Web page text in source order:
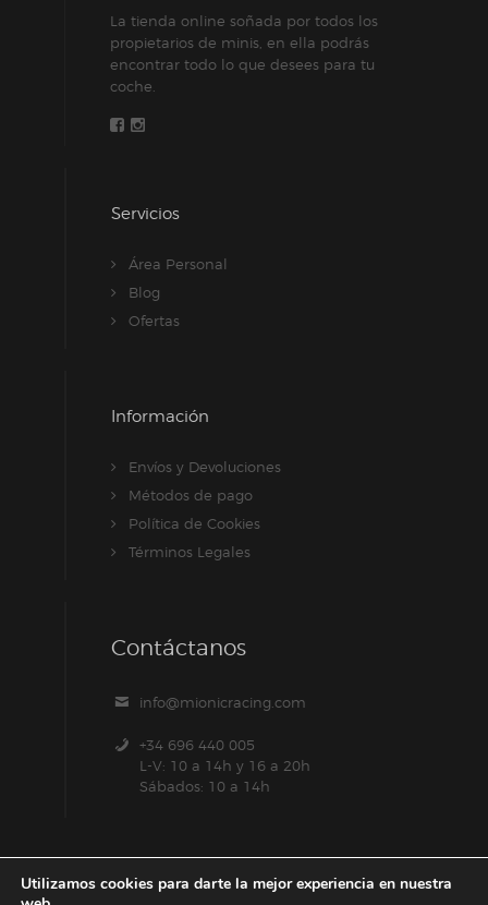
La tienda online soñada por todos los
propietarios de minis, en ella podrás
encontrar todo lo que desees para tu
coche.
Servicios
Área Personal
Blog
Ofertas
Información
Envíos y Devoluciones
Métodos de pago
Política de Cookies
Términos Legales
Contáctanos
info@mionicracing.com
+34 696 440 005
L-V: 10 a 14h y 16 a 20h
Sábados: 10 a 14h
Utilizamos cookies para darte la mejor experiencia en nuestra